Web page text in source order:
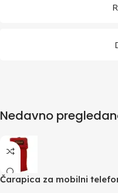
Nedavno
Čarapica za mobilni